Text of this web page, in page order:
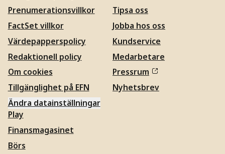
Prenumerationsvillkor
FactSet villkor
Värdepapperspolicy
Redaktionell policy
Om cookies
Tillgänglighet på EFN
Ändra datainställningar
Tipsa oss
Jobba hos oss
Kundservice
Medarbetare
Pressrum
Nyhetsbrev
Play
Finansmagasinet
Börs